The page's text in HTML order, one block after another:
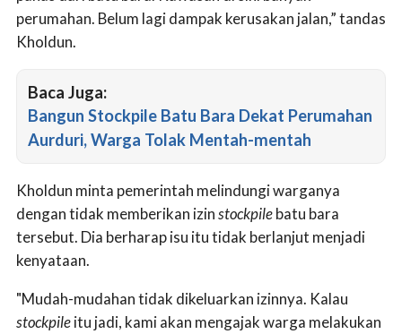
perumahan. Belum lagi dampak kerusakan jalan,” tandas
Kholdun.
Baca Juga:
Bangun Stockpile Batu Bara Dekat Perumahan
Aurduri, Warga Tolak Mentah-mentah
Kholdun minta pemerintah melindungi warganya
dengan tidak memberikan izinstockpilebatu bara
tersebut. Dia berharap isu itu tidak berlanjut menjadi
kenyataan.
"Mudah-mudahan tidak dikeluarkan izinnya. Kalau
stockpileitu jadi, kami akan mengajak warga melakukan